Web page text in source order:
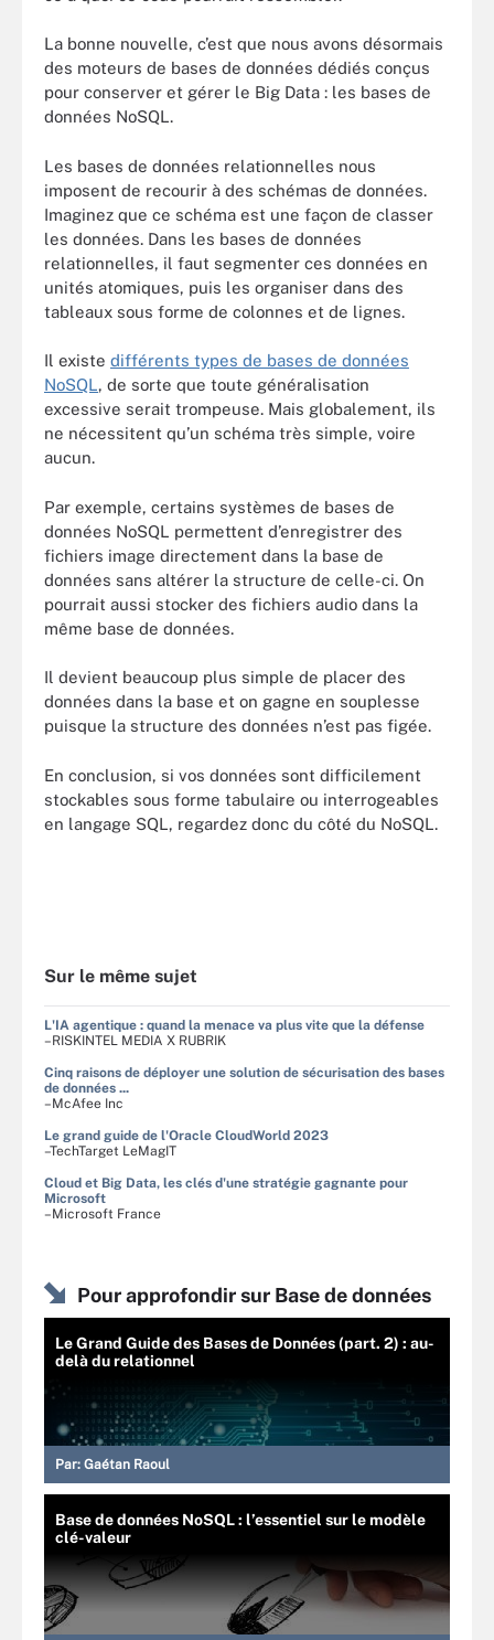
La bonne nouvelle, c’est que nous avons désormais
des moteurs de bases de données dédiés conçus
pour conserver et gérer le Big Data : les bases de
données NoSQL.
Les bases de données relationnelles nous
imposent de recourir à des schémas de données.
Imaginez que ce schéma est une façon de classer
les données. Dans les bases de données
relationnelles, il faut segmenter ces données en
unités atomiques, puis les organiser dans des
tableaux sous forme de colonnes et de lignes.
Il existe différents types de bases de données
NoSQL, de sorte que toute généralisation
excessive serait trompeuse. Mais globalement, ils
ne nécessitent qu’un schéma très simple, voire
aucun.
Par exemple, certains systèmes de bases de
données NoSQL permettent d’enregistrer des
fichiers image directement dans la base de
données sans altérer la structure de celle-ci. On
pourrait aussi stocker des fichiers audio dans la
même base de données.
Il devient beaucoup plus simple de placer des
données dans la base et on gagne en souplesse
puisque la structure des données n’est pas figée.
En conclusion, si vos données sont difficilement
stockables sous forme tabulaire ou interrogeables
en langage SQL, regardez donc du côté du NoSQL.
Sur le même sujet
L'IA agentique : quand la menace va plus vite que la défense
–RISKINTEL MEDIA X RUBRIK
Cinq raisons de déployer une solution de sécurisation des bases
de données ...
–McAfee Inc
Le grand guide de l'Oracle CloudWorld 2023
–TechTarget LeMagIT
Cloud et Big Data, les clés d'une stratégie gagnante pour
Microsoft
–Microsoft France
Pour approfondir sur Base de données
Le Grand Guide des Bases de Données (part. 2) : au-
delà du relationnel
Par: Gaétan Raoul
Base de données NoSQL : l’essentiel sur le modèle
clé-valeur